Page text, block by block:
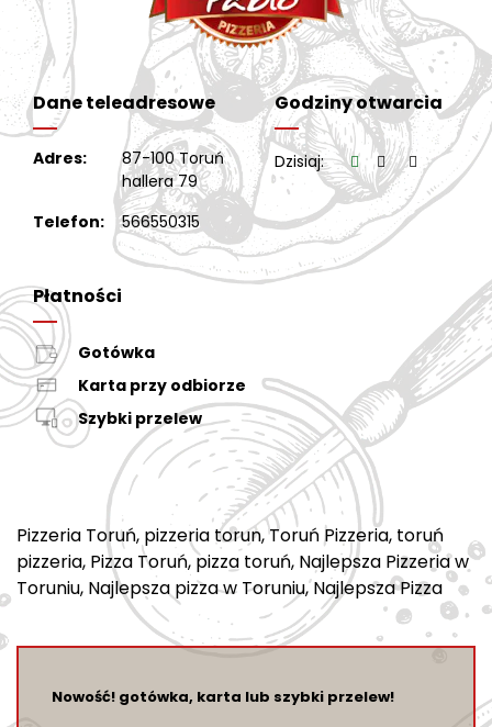
Dane teleadresowe
Adres:
87-100 Toruń
hallera 79
Telefon:
566550315
Godziny otwarcia
Dzisiaj:
Płatności
Gotówka
Karta przy odbiorze
Szybki przelew
Pizzeria Toruń, pizzeria torun, Toruń Pizzeria, toruń
pizzeria, Pizza Toruń, pizza toruń, Najlepsza Pizzeria w
Toruniu, Najlepsza pizza w Toruniu, Najlepsza Pizza
Nowość! gotówka, karta lub szybki przelew!